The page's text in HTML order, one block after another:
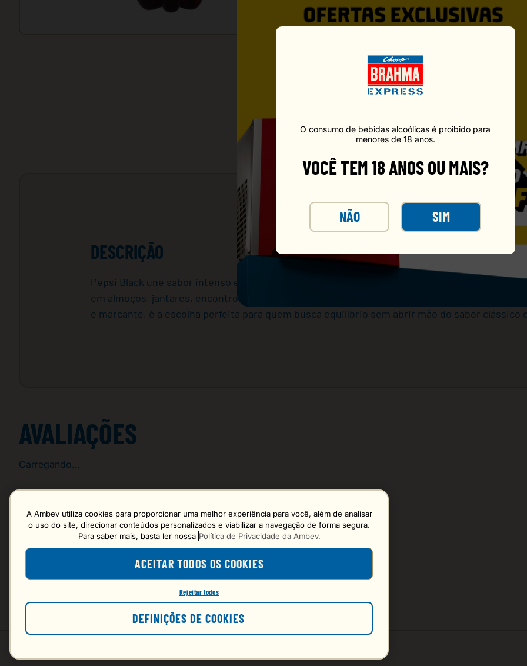
O consumo de bebidas alcoólicas é proibido para
menores de 18 anos.
VOCÊ TEM 18 ANOS OU MAIS?
NÃO SIM
VOCÊ PODE GOSTAR
DESCRIÇÃO
Pepsi Black une sabor intenso e refrescância com zero açúcar e zero calorias. Na versão
em almoços, jantares, encontros com amigos ou qualquer ocasião que pede uma bebida
e marcante, é a escolha perfeita para quem busca equilíbrio sem abrir mão do sabor clássico
AVALIAÇÕES
Carregando…
Mais recentes
Carregando avaliações…
A Ambev utiliza cookies para proporcionar uma melhor experiência para você, além de analisar
o uso do site, direcionar conteúdos personalizados e viabilizar a navegação de forma segura.
Para saber mais, basta ler nossa Política de Privacidade da Ambev.
ACEITAR TODOS OS COOKIES
Rejeitar todos
DEFINIÇÕES DE COOKIES